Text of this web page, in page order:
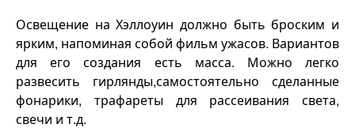
Освещение на Хэллоуин должно быть броским и
ярким, напоминая собой фильм ужасов. Вариантов
для его создания есть масса. Можно легко
развесить гирлянды,самостоятельно сделанные
фонарики, трафареты для рассеивания света,
свечи и т.д.